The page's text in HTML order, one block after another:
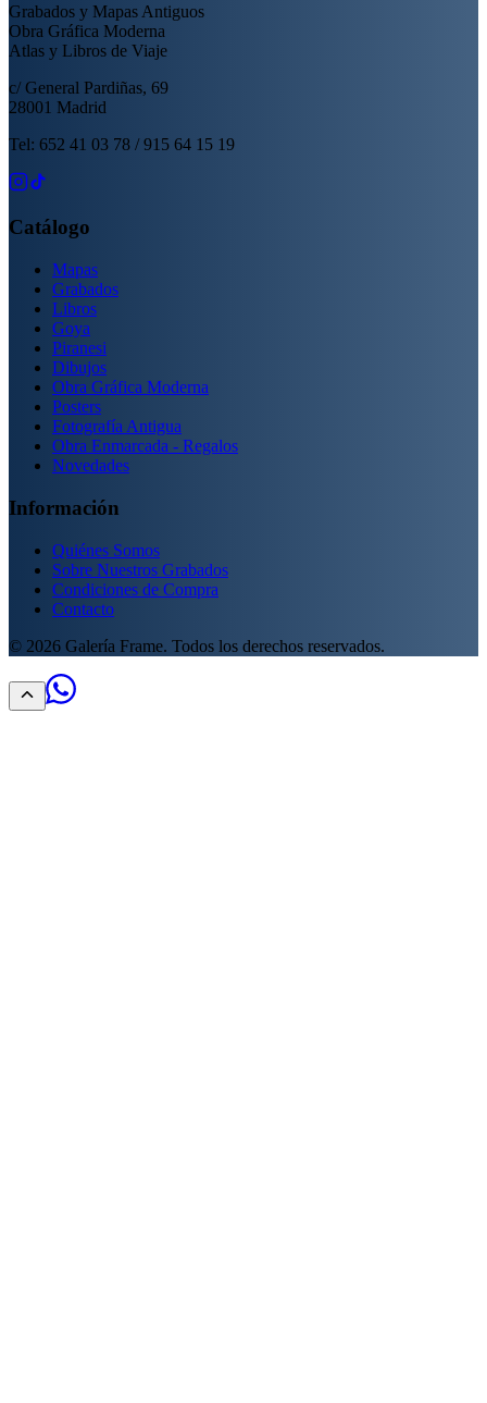
Grabados y Mapas Antiguos
Obra Gráfica Moderna
Atlas y Libros de Viaje
c/ General Pardiñas, 69
28001 Madrid
Tel: 652 41 03 78 / 915 64 15 19
Catálogo
Mapas
Grabados
Libros
Goya
Piranesi
Dibujos
Obra Gráfica Moderna
Posters
Fotografía Antigua
Obra Enmarcada - Regalos
Novedades
Información
Quiénes Somos
Sobre Nuestros Grabados
Condiciones de Compra
Contacto
© 2026 Galería Frame. Todos los derechos reservados.